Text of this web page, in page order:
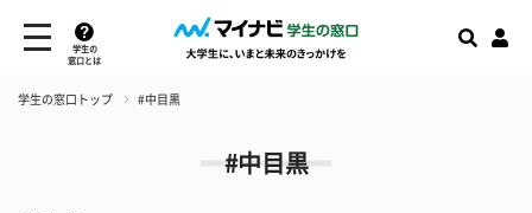
学生の
窓口とは
学生の窓口トップ #中目黒
#中目黒